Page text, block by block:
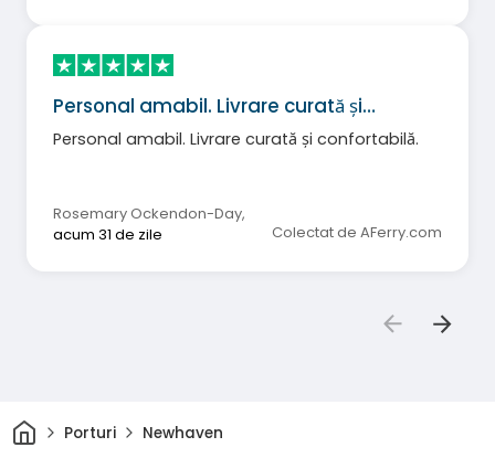
Personal amabil. Livrare curată și…
Personal amabil. Livrare curată și confortabilă.
Rosemary Ockendon-Day,
acum 31 de zile
Colectat de AFerry.com
AcasăPorturi Newhaven